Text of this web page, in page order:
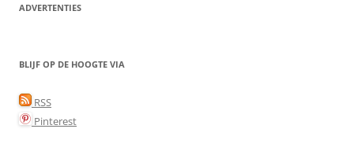
ADVERTENTIES
BLIJF OP DE HOOGTE VIA
RSS
Pinterest